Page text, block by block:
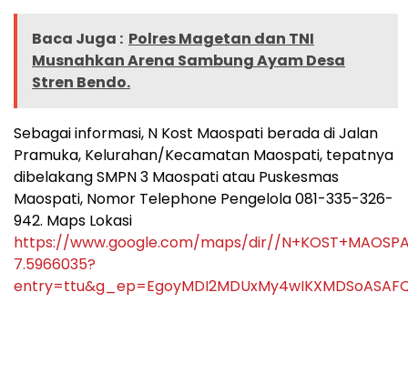
Baca Juga : Polres Magetan dan TNI
Musnahkan Arena Sambung Ayam Desa
Stren Bendo.
Sebagai informasi, N Kost Maospati berada di Jalan
Pramuka, Kelurahan/Kecamatan Maospati, tepatnya
dibelakang SMPN 3 Maospati atau Puskesmas
Maospati, Nomor Telephone Pengelola 081-335-326-
942. Maps Lokasi
https://www.google.com/maps/dir//
7.5966035?